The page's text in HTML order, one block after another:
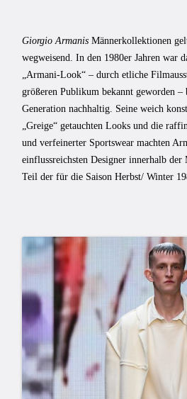
Giorgio Armanis Männerkollektionen
wegweisend. In den 1980er Jahren war
„Armani-Look“ – durch etliche
größeren Publikum bekannt geworden –
Generation nachhaltig. Seine weich
„Greige“ getauchten Looks und die
und verfeinerter Sportswear machten
einflussreichsten Designer innerhalb
Teil der für die Saison Herbst/ Winter